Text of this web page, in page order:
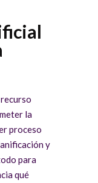
la
proceso
y
para
qué